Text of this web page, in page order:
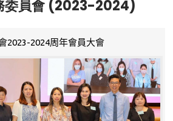
委員會 (2023-2024)
2023-2024周年會員大會